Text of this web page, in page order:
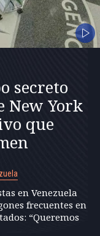
secreto
New York
que
en Venezuela
frecuentes en
“Queremos